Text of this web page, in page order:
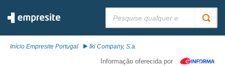
Início Empresite Portugal Iki Company, S.a.
Informação oferecida por